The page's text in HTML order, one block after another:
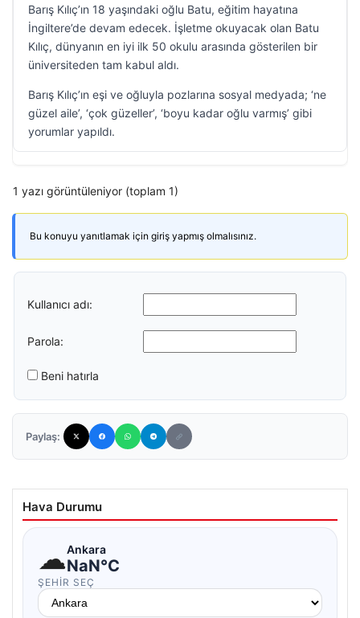
Barış Kılıç’ın 18 yaşındaki oğlu Batu, eğitim hayatına
İngiltere’de devam edecek. İşletme okuyacak olan Batu
Kılıç, dünyanın en iyi ilk 50 okulu arasında gösterilen bir
üniversiteden tam kabul aldı.
Barış Kılıç’ın eşi ve oğluyla pozlarına sosyal medyada; ‘ne
güzel aile’, ‘çok güzeller’, ‘boyu kadar oğlu varmış’ gibi
yorumlar yapıldı.
1 yazı görüntüleniyor (toplam 1)
Bu konuyu yanıtlamak için giriş yapmış olmalısınız.
Kullanıcı adı:
Parola:
Beni hatırla
Paylaş:
Hava Durumu
☁Ankara
NaN°C
ŞEHIR SEÇ